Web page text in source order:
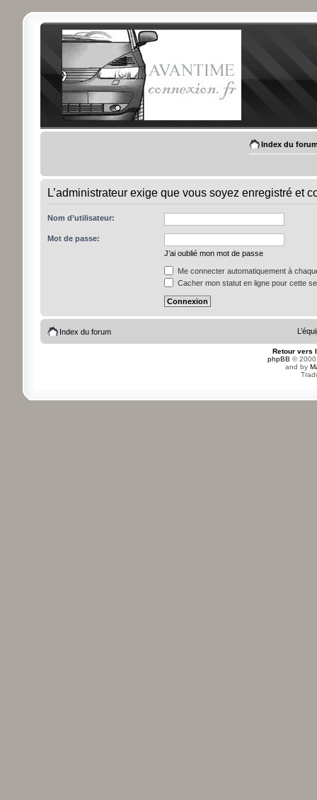
Index du
L’administrateur exige que vous soyez enregistré et
Nom d’utilisateur:
Mot de passe:
J’ai oublié mon mot de passe
Me connecter automatiquement à
Cacher mon statut en ligne pour cette
Index du forum
Retour vers
phpBB ©
and by